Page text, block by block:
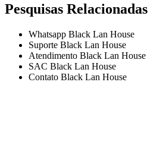
Pesquisas Relacionadas
Whatsapp Black Lan House
Suporte Black Lan House
Atendimento Black Lan House
SAC Black Lan House
Contato Black Lan House